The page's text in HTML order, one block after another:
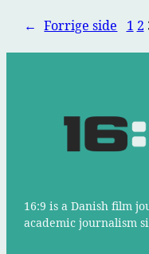
← Forrige side 1 2
16:9 is a Danish film
academic journalism